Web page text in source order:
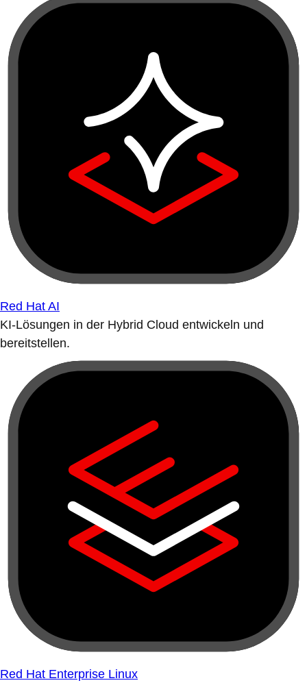
Red Hat AI
KI-Lösungen in der Hybrid Cloud entwickeln und
bereitstellen.
Red Hat Enterprise Linux